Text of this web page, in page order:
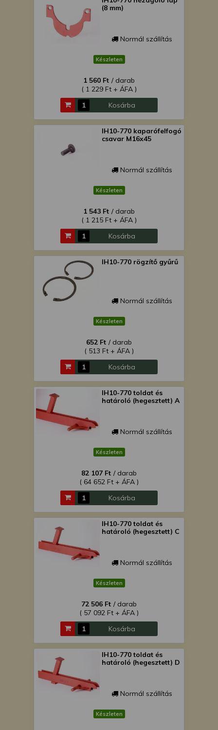
(8 mm)
Normál szállítás
Készleten
1 560 Ft / darab
( 1 229 Ft + ÁFA )
Kosárba
IH10-770 kaparófelfogó
csavar M16x45
Normál szállítás
Készleten
1 543 Ft / darab
( 1 215 Ft + ÁFA )
Kosárba
IH10-770 rögzítő gyűrű
Normál szállítás
Készleten
652 Ft / darab
( 513 Ft + ÁFA )
Kosárba
IH10-770 toldat és
határoló (hegesztett) A
Normál szállítás
Készleten
82 107 Ft / darab
( 64 652 Ft + ÁFA )
Kosárba
IH10-770 toldat és
határoló (hegesztett) C
Normál szállítás
Készleten
72 506 Ft / darab
( 57 092 Ft + ÁFA )
Kosárba
IH10-770 toldat és
határoló (hegesztett) D
Normál szállítás
Készleten